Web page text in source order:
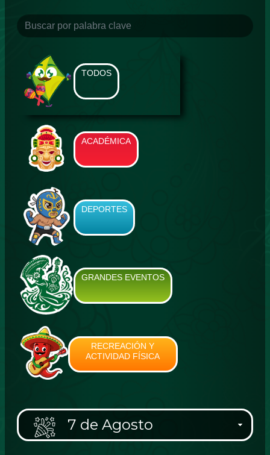
TODOS
ACADÉMICA
DEPORTES
GRANDES EVENTOS
RECREACIÓN Y
ACTIVIDAD FÍSICA
7 de Agosto